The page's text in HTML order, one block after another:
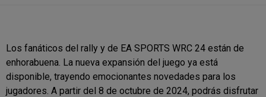
Los fanáticos del rally y de EA SPORTS WRC 24 están de
enhorabuena. La nueva expansión del juego ya está
disponible, trayendo emocionantes novedades para los
jugadores. A partir del 8 de octubre de 2024, podrás disfrutar